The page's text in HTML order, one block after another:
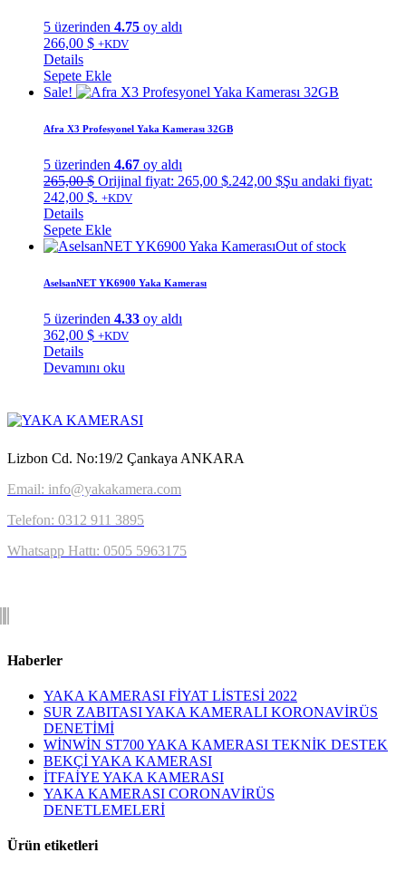
5 üzerinden 4.75 oy aldı
266,00 $ +KDV
Details
Sepete Ekle
Sale!
Afra X3 Profesyonel Yaka Kamerası 32GB
5 üzerinden 4.67 oy aldı
265,00$ Orijinal fiyat: 265,00 $.242,00 $Şu andaki fiyat:
242,00 $. +KDV
Details
Sepete Ekle
Out of stock
AselsanNET YK6900 Yaka Kamerası
5 üzerinden 4.33 oy aldı
362,00 $ +KDV
Details
Devamını oku
Lizbon Cd. No:19/2 Çankaya ANKARA
Email: info@yakakamera.com
Telefon: 0312 911 3895
Whatsapp Hattı: 0505 5963175
Haberler
YAKA KAMERASI FİYAT LİSTESİ 2022
SUR ZABITASI YAKA KAMERALI KORONAVİRÜS
DENETİMİ
WİNWİN ST700 YAKA KAMERASI TEKNİK DESTEK
BEKÇİ YAKA KAMERASI
İTFAİYE YAKA KAMERASI
YAKA KAMERASI CORONAVİRÜS
DENETLEMELERİ
Ürün etiketleri